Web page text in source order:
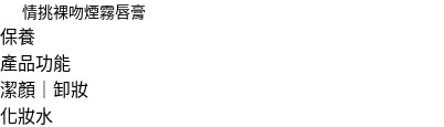
情挑裸吻煙霧唇膏
保養
產品功能
潔顏｜卸妝
化妝水